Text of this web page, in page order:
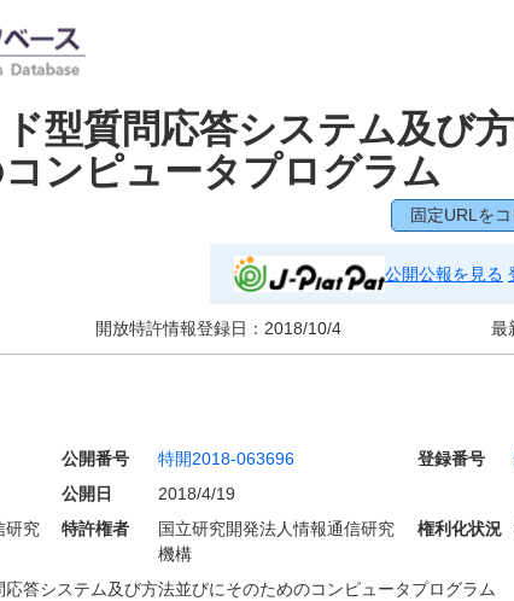
型質問応答システム及び
ンピュータプログラム
固定URLを
公開公報を見る
開放特許情報登録日： 2018/10/4 最
公開番号 特開2018-063696 登録番号
公開日
2018/4/19
研究
特許権者
国立研究開発法人情報通信研究
機構
権利化状況
応答システム及び方法並びにそのためのコンピュータプログラム